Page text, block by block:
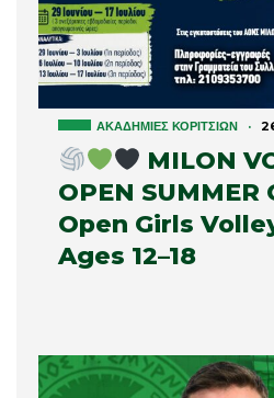
ΑΚΑΔΗΜΊΕΣ ΚΟΡΙΤΣΙΏΝ ·
MILON
OPEN SUMMER
Open Girls
Ages 12–18